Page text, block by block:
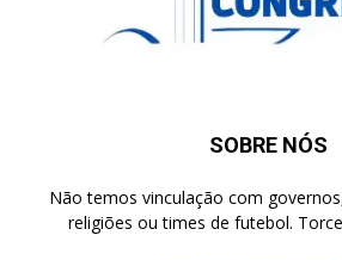
SOBRE NÓS
Não temos vinculação com
religiões ou times de futebol.